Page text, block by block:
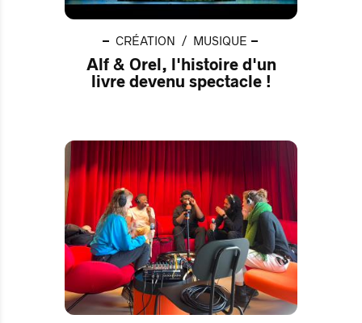
CRÉATION MUSIQUE
Alf & Orel, l'histoire d'un
livre devenu spectacle !